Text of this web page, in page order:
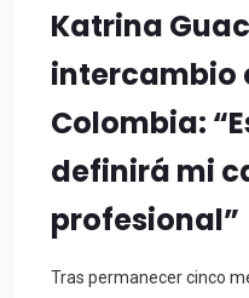
Katrina
intercambio
Colombia:
definirá mi
profesional”
Tras permanecer cinco